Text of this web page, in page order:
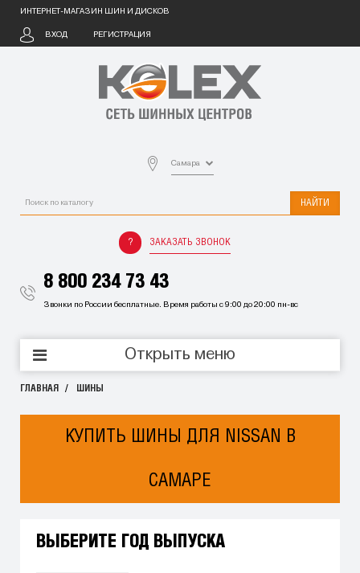
ИНТЕРНЕТ-МАГАЗИН ШИН И ДИСКОВ
ВХОД РЕГИСТРАЦИЯ
Самара
НАЙТИ
ЗАКАЗАТЬ ЗВОНОК
8 800 234 73 43
Звонки по России бесплатные. Время работы с 9:00 до 20:00 пн-вс
Открыть меню
ГЛАВНАЯ ШИНЫ
КУПИТЬ ШИНЫ ДЛЯ NISSAN В
САМАРЕ
ВЫБЕРИТЕ ГОД ВЫПУСКА